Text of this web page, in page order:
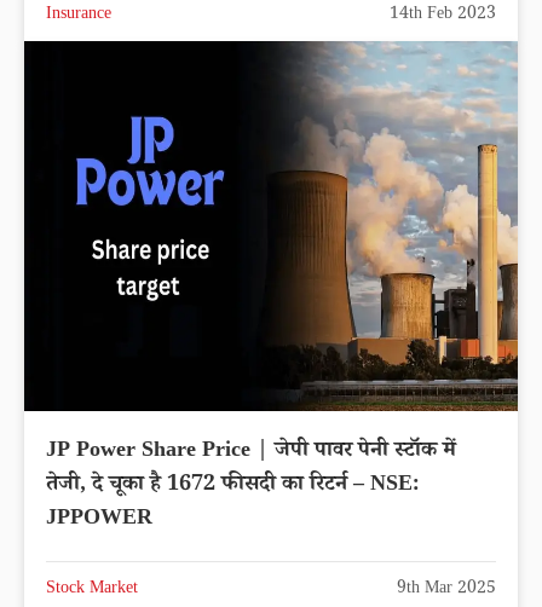
Insurance 14th Feb 2023
JP Power Share Price | जेपी पावर पेनी स्टॉक में
तेजी, दे चूका है 1672 फीसदी का रिटर्न – NSE:
JPPOWER
Stock Market 9th Mar 2025